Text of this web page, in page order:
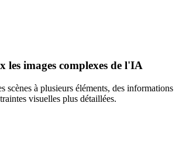
les images complexes de l'IA
scènes à plusieurs éléments, des informations
visuelles plus détaillées.